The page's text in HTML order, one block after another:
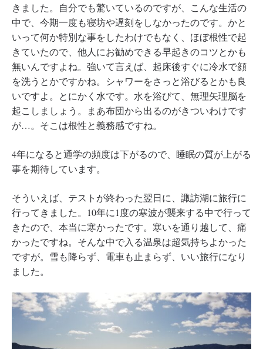
きました。自分でも驚いているのですが、こんな生活の
中で、今期一度も寝坊や遅刻をしなかったのです。かと
いって何か特別な事をしたわけでもなく、ほぼ根性で起
きていたので、他人にお勧めできる早起きのコツとかも
無いんですよね。強いて言えば、起床後すぐに冷水で顔
を洗うとかですかね。シャワーをさっと浴びるとかも良
いですよ。とにかく水です。水を浴びて、無理矢理脳を
起こしましょう。まあ布団から出るのがきついわけです
が…。そこは根性と義務感ですね。
4年になると通学の頻度は下がるので、睡眠の質が上がる
事を期待しています。
そういえば、テストが終わった翌日に、諏訪湖に旅行に
行ってきました。10年に1度の寒波が襲来する中で行って
きたので、本当に寒かったです。寒いを通り越して、痛
かったですね。そんな中で入る温泉は超気持ちよかった
ですが。雪も降らず、電車も止まらず、いい旅行になり
ました。